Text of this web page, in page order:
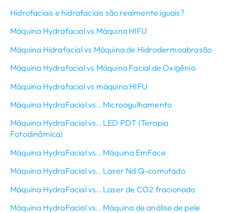
Hidrofaciais e hidrafaciais são realmente iguais?
Máquina Hydrafacial vs Máquina HIFU
Máquina Hidrafacial vs Máquina de Hidrodermoabrasão
Máquina Hydrafacial vs Máquina Facial de Oxigênio
Máquina Hydrafacial vs máquina HIFU
Máquina HydraFacial vs.. Microagulhamento
Máquina HydraFacial vs.. LED PDT (Terapia
Fotodinâmica)
Máquina HydraFacial vs.. Máquina EmFace
Máquina HydraFacial vs.. Laser Nd Q-comutado
Máquina HydraFacial vs.. Laser de CO2 fracionado
Máquina HydraFacial vs.. Máquina de análise de pele